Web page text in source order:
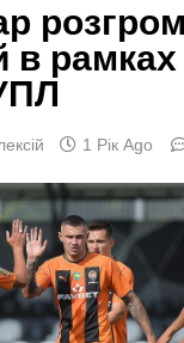
в рамках
1 Рік Ago